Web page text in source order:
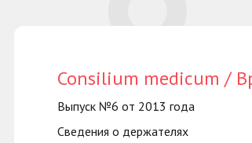
Consilium medicum /
Выпуск №6 от 2013 года
Сведения о держателях